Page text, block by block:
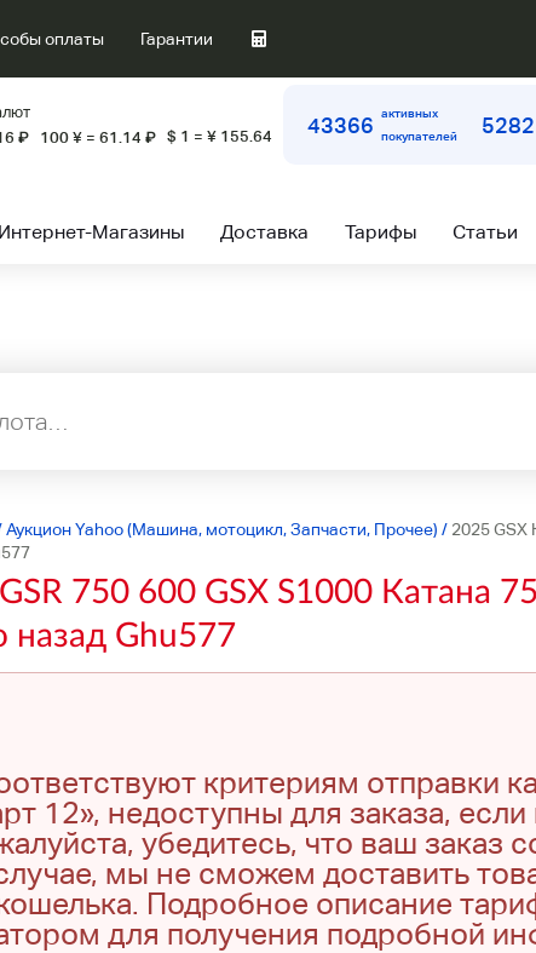
оплаты Гарантии
₽ 100 ¥ = 61.14 ₽ $ 1 = ¥ 155.64 43366
активных
покупателей
Интернет-Магазины Доставка Тарифы Статьи
Аукцион Yahoo (Машина, мотоцикл, Запчасти, Прочее) / 2025 GSX
750 600 GSX S1000 Катана
назад Ghu577
критериям отправки
12», недоступны для заказа,
убедитесь, что ваш заказ
мы не сможем доставить
Подробное описание
для получения подробной